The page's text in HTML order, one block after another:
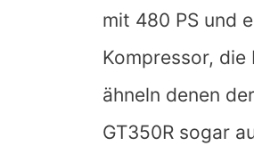
mit 480 PS und
Kompressor,
ähneln denen
GT350R sogar